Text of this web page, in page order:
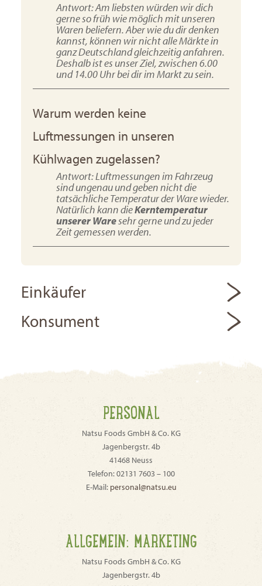
Antwort: Am liebsten würden wir dich
gerne so früh wie möglich mit unseren
Waren beliefern. Aber wie du dir denken
kannst, können wir nicht alle Märkte in
ganz Deutschland gleichzeitig anfahren.
Deshalb ist es unser Ziel, zwischen 6.00
und 14.00 Uhr bei dir im Markt zu sein.
Warum werden keine
Luftmessungen in unseren
Kühlwagen zugelassen?
Antwort: Luftmessungen im Fahrzeug
sind ungenau und geben nicht die
tatsächliche Temperatur der Ware wieder.
Natürlich kann dieKerntemperatur
unserer Waresehr gerne und zu jeder
Zeit gemessen werden.
Einkäufer
Konsument
PERSONAL
Natsu Foods GmbH & Co. KG
Jagenbergstr. 4b
41468 Neuss
Telefon: 02131 7603 – 100
E-Mail: personal@natsu.eu
ALLGEMEIN: MARKETING
Natsu Foods GmbH & Co. KG
Jagenbergstr. 4b